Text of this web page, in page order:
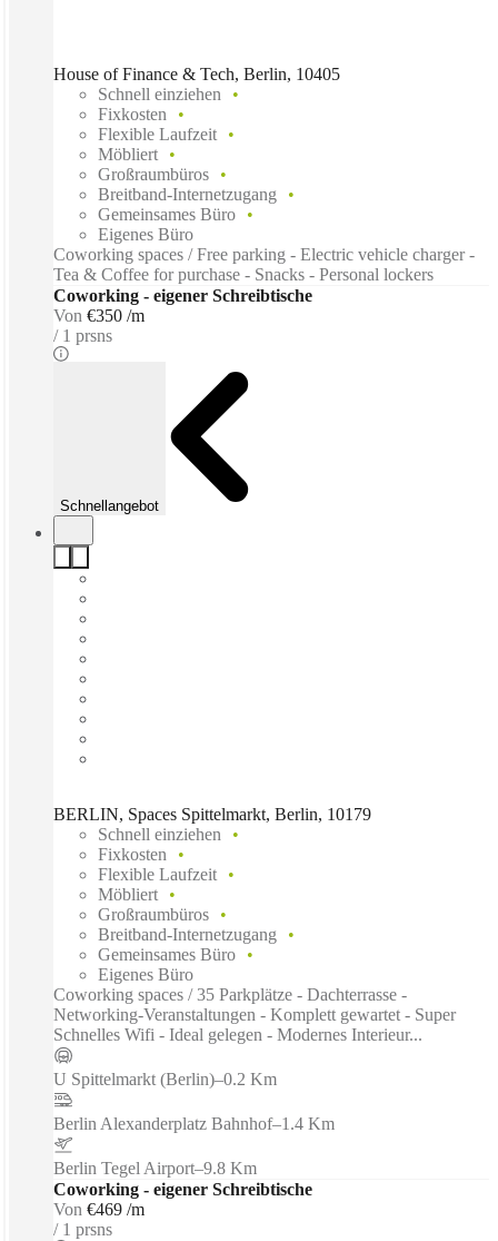
House of Finance & Tech, Berlin, 10405
Schnell einziehen
Fixkosten
Flexible Laufzeit
Möbliert
Großraumbüros
Breitband-Internetzugang
Gemeinsames Büro
Eigenes Büro
Coworking spaces / Free parking - Electric vehicle charger -
Tea & Coffee for purchase - Snacks - Personal lockers
Coworking - eigener Schreibtische
Von €350 /m
1 prsns
Schnellangebot
BERLIN, Spaces Spittelmarkt, Berlin, 10179
Schnell einziehen
Fixkosten
Flexible Laufzeit
Möbliert
Großraumbüros
Breitband-Internetzugang
Gemeinsames Büro
Eigenes Büro
Coworking spaces / 35 Parkplätze - Dachterrasse -
Networking-Veranstaltungen - Komplett gewartet - Super
Schnelles Wifi - Ideal gelegen - Modernes Interieur...
U Spittelmarkt (Berlin)–0.2 Km
Berlin Alexanderplatz Bahnhof–1.4 Km
Berlin Tegel Airport–9.8 Km
Coworking - eigener Schreibtische
Von €469 /m
1 prsns